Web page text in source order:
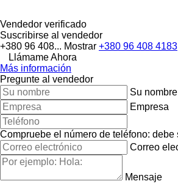
Vendedor verificado
Suscribirse al vendedor
+380 96 408... Mostrar +380 96 408 4183
Llámame Ahora
Más información
Pregunte al vendedor
Su nombre
Empresa
Compruebe el número de teléfono:
Correo
Mensaje